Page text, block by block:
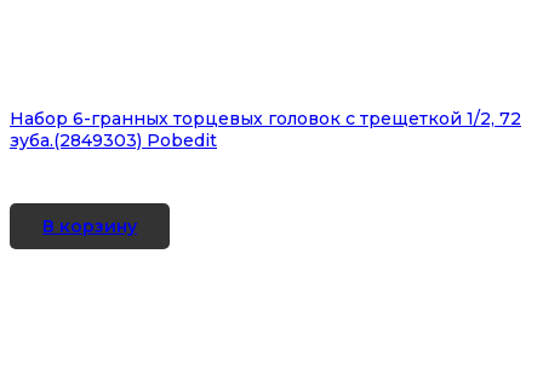
Набор 6-гранных торцевых головок с трещеткой 1/2, 72
зуба.(2849303) Pobedit
В корзину